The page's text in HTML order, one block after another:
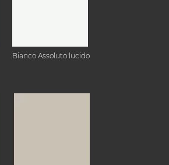
Bianco Assoluto lucido